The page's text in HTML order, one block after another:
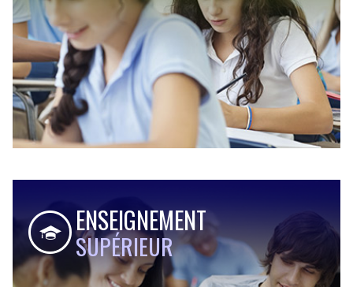
ENSEIGNEMENT
SUPÉRIEUR